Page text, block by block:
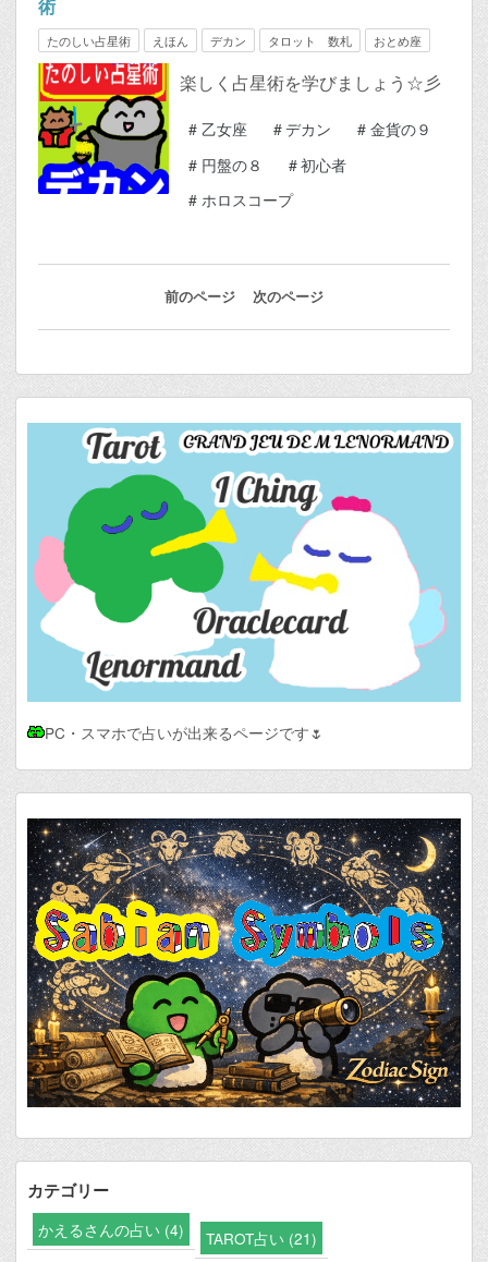
術
たのしい占星術 えほん デカン タロット 数札 おとめ座
楽しく占星術を学びましょう☆彡
# 乙女座 #デカン # 金貨の９
# 円盤の８ #初心者
# ホロスコープ
前のページ 次のページ
PC・スマホで占いが出来るページです🌷
カテゴリー
かえるさんの占い (4) TAROT占い (21)